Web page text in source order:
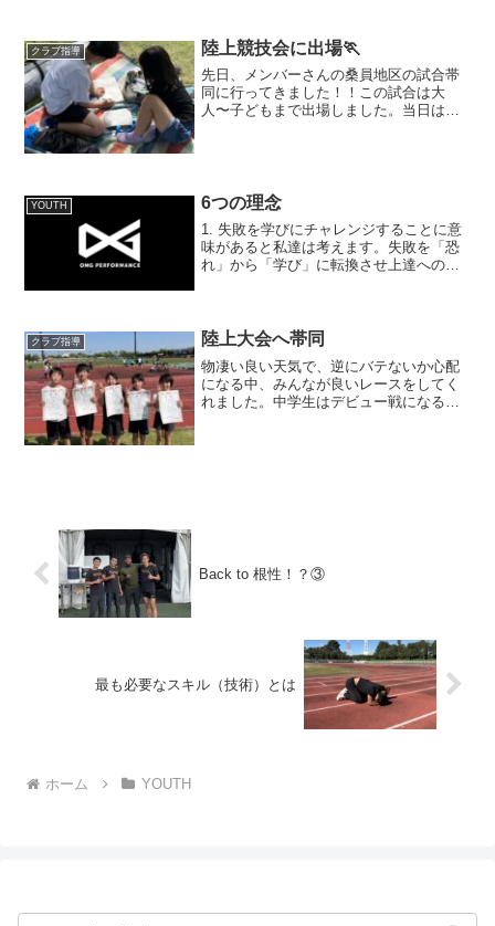
クラブ指導 陸上競技会に出場🏃
先日、メンバーさんの桑員地区の試合帯
同に行ってきました！！この試合は大
人〜子どもまで出場しました。当日は桑
YOUTH 6つの理念
1. 失敗を学びにチャレンジすることに意
味があると私達は考えます。失敗を「恐
れ」から「学び」に転換させ上達への一
ら、考え、実行し...
クラブ指導 陸上大会へ帯同
物凄い良い天気で、逆にバテないか心配
になる中、みんなが良いレースをしてく
れました。中学生はデビュー戦になる子
Back to 根性！？③
最も必要なスキル（技術）とは
ホーム YOUTH